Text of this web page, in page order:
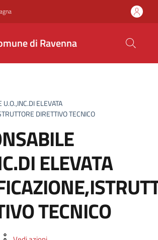
di Ravenna
ELEVATA
DIRETTIVO TECNICO
ELEVATA
TECNICO